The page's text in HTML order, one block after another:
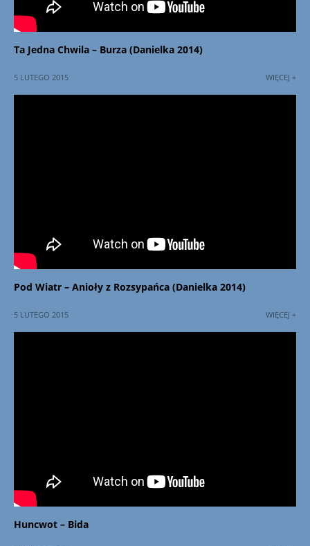
Ta Jedna Chwila – Burza (Danielka 2014)
5 LUTEGO 2015 WIĘCEJ +
Pod Wiatr – Anioły z Rozsypańca (Danielka 2014)
5 LUTEGO 2015 WIĘCEJ +
Huncwot – Bida